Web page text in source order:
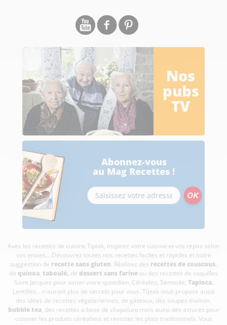
Nos
pubs
TV
Abonnez-vous
au Mag Recettes !
Avec les recettes de cuisine Tipiak, inspirez votre cuisine et vos repas selon
vos envies... Découvrez toutes nos recettes faciles et rapides et notre
suggestion de recette sans gluten. Réalisez des recettes de couscous,
de quinoa, taboulé, de dessert sans farine ou des recettes de coquilles
Saint Jacques pour varier votre quotidien. Céréales, Semoule, Tapioca,
Lentilles... n'auront plus de secrets pour vous. Tipiak vous propose aussi
des idées de recettes végétariennes, de gâteaux, des soupes maison,
bubble tea, des recettes à base de chapelure mais aussi des astuces pour
cuisiner les produits céréaliers et revisiter les plats traditionnels. Vous